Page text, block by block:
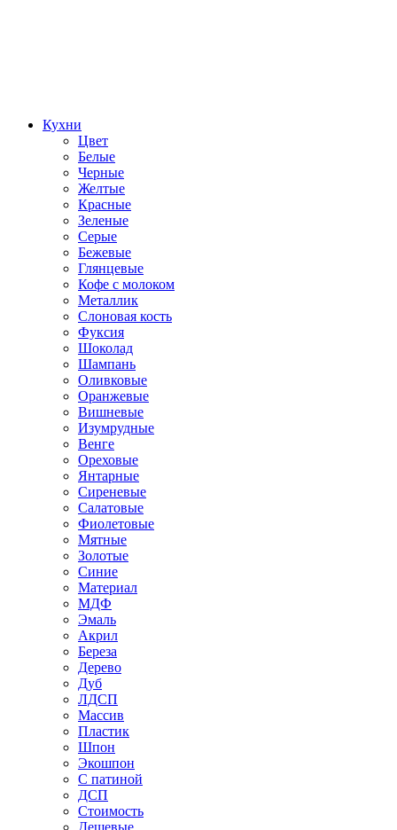
Кухни
Цвет
Белые
Черные
Желтые
Красные
Зеленые
Серые
Бежевые
Глянцевые
Кофе с молоком
Металлик
Слоновая кость
Фуксия
Шоколад
Шампань
Оливковые
Оранжевые
Вишневые
Изумрудные
Венге
Ореховые
Янтарные
Сиреневые
Салатовые
Фиолетовые
Мятные
Золотые
Синие
Материал
МДФ
Эмаль
Акрил
Береза
Дерево
Дуб
ЛДСП
Массив
Пластик
Шпон
Экошпон
С патиной
ДСП
Стоимость
Дешевые